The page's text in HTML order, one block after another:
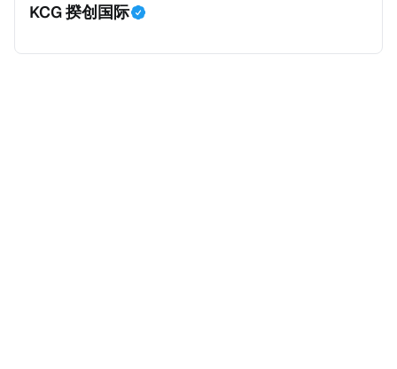
外。由于印度不允许双重国籍，申请人必须放弃其原始
KCG 揆创国际